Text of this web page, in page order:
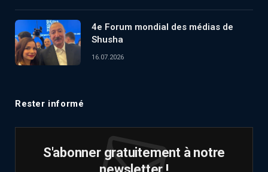
4e Forum mondial des médias de
Shusha
16.07.2026
Rester informé
S'abonner gratuitement à notre